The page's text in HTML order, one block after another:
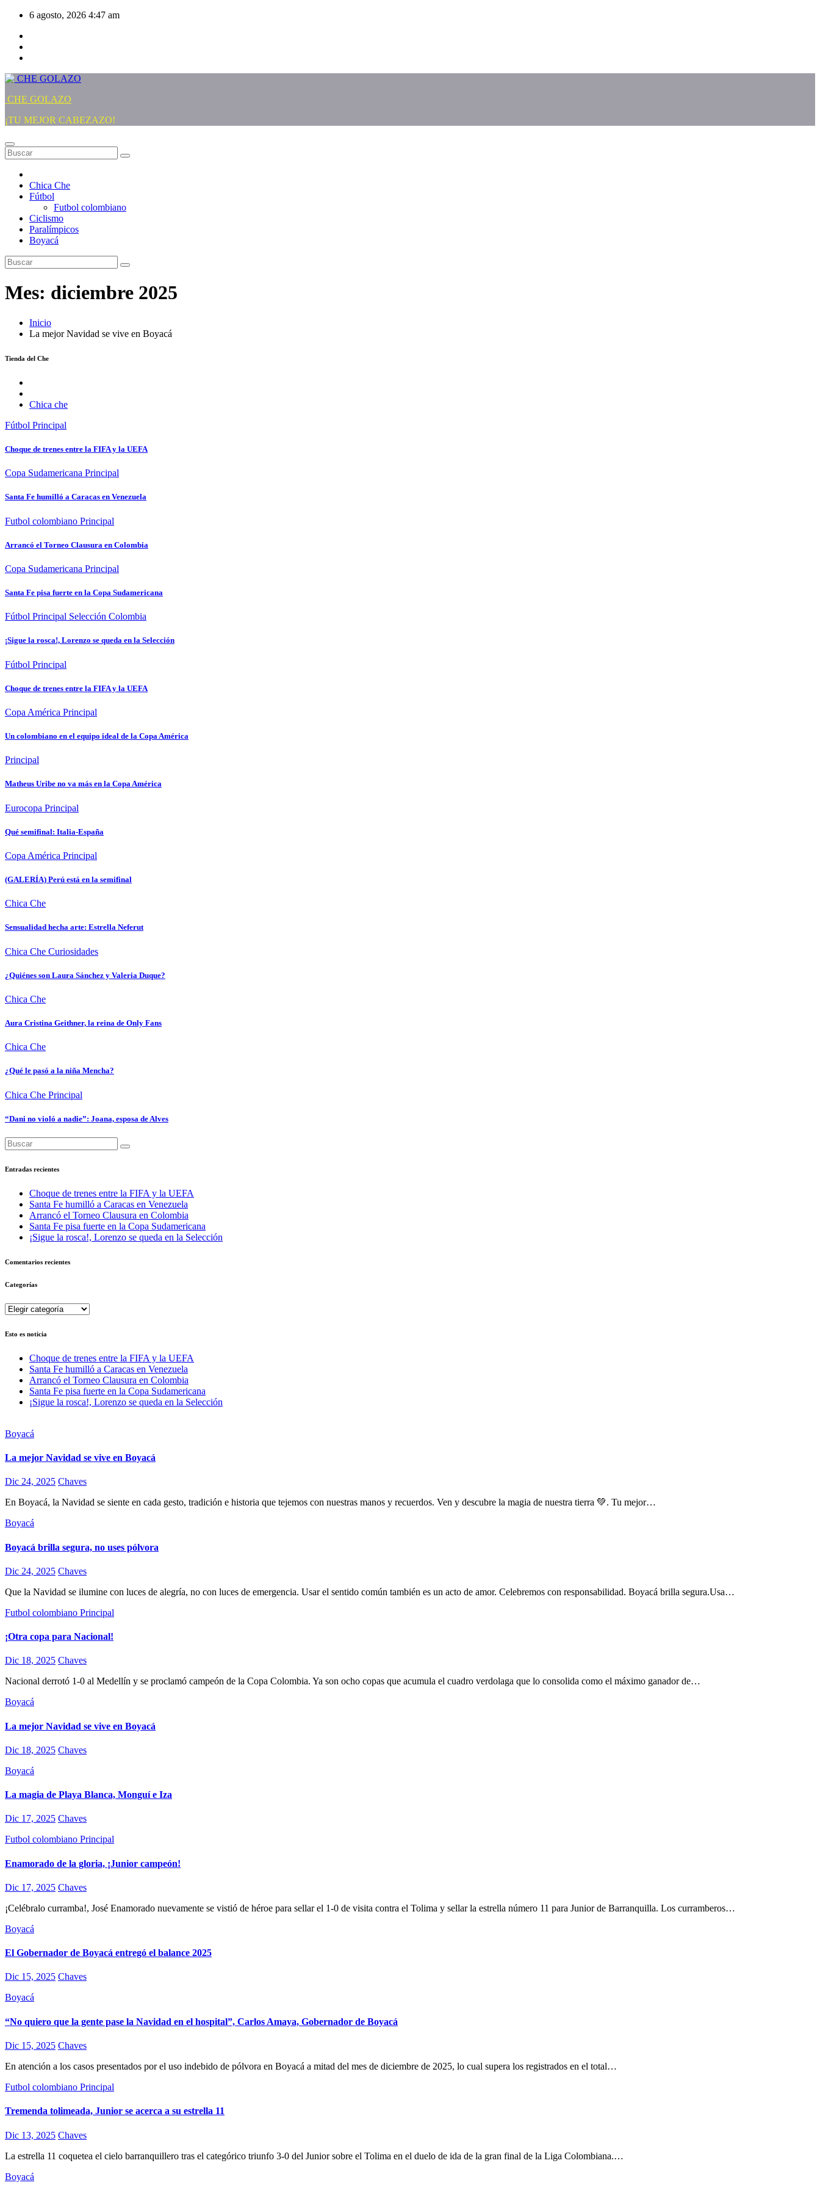
Saltar
contenido
6 agosto, 2026 4:47 am
CHE GOLAZO
¡TU MEJOR CABEZAZO!
Chica Che
Fútbol
Futbol colombiano
Ciclismo
Paralímpicos
Boyacá
Mes: diciembre 2025
Inicio
La mejor Navidad se vive en Boyacá
Tienda del Che
Chica che
Fútbol Principal
Choque de trenes entre la FIFA y la UEFA
Copa Sudamericana Principal
Santa Fe humilló a Caracas en Venezuela
Futbol colombiano Principal
Arrancó el Torneo Clausura en Colombia
Copa Sudamericana Principal
Santa Fe pisa fuerte en la Copa Sudamericana
Fútbol Principal Selección Colombia
¡Sigue la rosca!, Lorenzo se queda en la Selección
Fútbol Principal
Choque de trenes entre la FIFA y la UEFA
Copa América Principal
Un colombiano en el equipo ideal de la Copa América
Principal
Matheus Uribe no va más en la Copa América
Eurocopa Principal
Qué semifinal: Italia-España
Copa América Principal
(GALERÍA) Perú está en la semifinal
Chica Che
Sensualidad hecha arte: Estrella Neferut
Chica Che Curiosidades
¿Quiénes son Laura Sánchez y Valeria Duque?
Chica Che
Aura Cristina Geithner, la reina de Only Fans
Chica Che
¿Qué le pasó a la niña Mencha?
Chica Che Principal
“Dani no violó a nadie”: Joana, esposa de Alves
Entradas recientes
Choque de trenes entre la FIFA y la UEFA
Santa Fe humilló a Caracas en Venezuela
Arrancó el Torneo Clausura en Colombia
Santa Fe pisa fuerte en la Copa Sudamericana
¡Sigue la rosca!, Lorenzo se queda en la Selección
Comentarios recientes
Categorías
Categorías
Esto es noticia
Choque de trenes entre la FIFA y la UEFA
Santa Fe humilló a Caracas en Venezuela
Arrancó el Torneo Clausura en Colombia
Santa Fe pisa fuerte en la Copa Sudamericana
¡Sigue la rosca!, Lorenzo se queda en la Selección
Boyacá
La mejor Navidad se vive en Boyacá
Dic 24, 2025 Chaves
En Boyacá, la Navidad se siente en cada gesto, tradición e historia que tejemos con nuestras manos y recuerdos. Ven y descubre la magia de nuestra tierra 💚. Tu mejor…
Boyacá
Boyacá brilla segura, no uses pólvora
Dic 24, 2025 Chaves
Que la Navidad se ilumine con luces de alegría, no con luces de emergencia. Usar el sentido común también es un acto de amor. Celebremos con responsabilidad. Boyacá brilla segura.Usa…
Futbol colombiano Principal
¡Otra copa para Nacional!
Dic 18, 2025 Chaves
Nacional derrotó 1-0 al Medellín y se proclamó campeón de la Copa Colombia. Ya son ocho copas que acumula el cuadro verdolaga que lo consolida como el máximo ganador de…
Boyacá
La mejor Navidad se vive en Boyacá
Dic 18, 2025 Chaves
Boyacá
La magia de Playa Blanca, Monguí e Iza
Dic 17, 2025 Chaves
Futbol colombiano Principal
Enamorado de la gloria, ¡Junior campeón!
Dic 17, 2025 Chaves
¡Celébralo curramba!, José Enamorado nuevamente se vistió de héroe para sellar el 1-0 de visita contra el Tolima y sellar la estrella número 11 para Junior de Barranquilla. Los curramberos…
Boyacá
El Gobernador de Boyacá entregó el balance 2025
Dic 15, 2025 Chaves
Boyacá
“No quiero que la gente pase la Navidad en el hospital”, Carlos Amaya, Gobernador de Boyacá
Dic 15, 2025 Chaves
En atención a los casos presentados por el uso indebido de pólvora en Boyacá a mitad del mes de diciembre de 2025, lo cual supera los registrados en el total…
Futbol colombiano Principal
Tremenda tolimeada, Junior se acerca a su estrella 11
Dic 13, 2025 Chaves
La estrella 11 coquetea el cielo barranquillero tras el categórico triunfo 3-0 del Junior sobre el Tolima en el duelo de ida de la gran final de la Liga Colombiana.…
Boyacá